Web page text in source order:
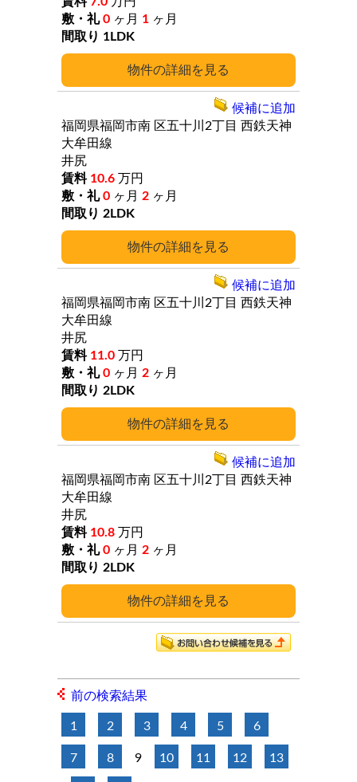
詳細
0 ヶ月 1 ヶ月
1LDK
詳細
福岡県福岡市南 区五十川2丁目 西鉄天神
大牟田線
井尻
10.6 万円
0 ヶ月 2 ヶ月
2LDK
候補に追加
詳細
福岡県福岡市南 区五十川2丁目 西鉄天神
大牟田線
井尻
11.0 万円
0 ヶ月 2 ヶ月
2LDK
候補に追加
詳細
福岡県福岡市南 区五十川2丁目 西鉄天神
大牟田線
井尻
10.8 万円
0 ヶ月 2 ヶ月
2LDK
候補に追加
前の検索結果
1 2 3 4 5 6
7 8 9 10 11 12 13